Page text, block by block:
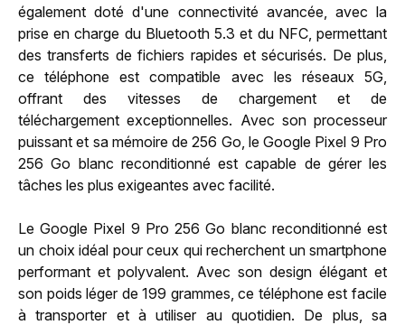
également doté d'une connectivité avancée, avec la
prise en charge du Bluetooth 5.3 et du NFC, permettant
des transferts de fichiers rapides et sécurisés. De plus,
ce téléphone est compatible avec les réseaux 5G,
offrant des vitesses de chargement et de
téléchargement exceptionnelles. Avec son processeur
puissant et sa mémoire de 256 Go, le Google Pixel 9 Pro
256 Go blanc reconditionné est capable de gérer les
tâches les plus exigeantes avec facilité.
Le Google Pixel 9 Pro 256 Go blanc reconditionné est
un choix idéal pour ceux qui recherchent un smartphone
performant et polyvalent. Avec son design élégant et
son poids léger de 199 grammes, ce téléphone est facile
à transporter et à utiliser au quotidien. De plus, sa